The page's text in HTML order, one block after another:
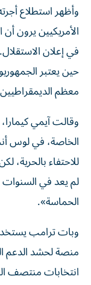
الأمريكيين يرون أن
في إعلان
حين يعتبر
معظم
وقالت آيمي
الخاصة، في لوس
للاحتفاء
لم يعد في السنوات
الحماسة».
منصة لحشد الدعم
انتخابات منتصف